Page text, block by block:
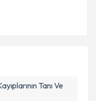
ile bilgilendireceğiz.
belirtilen
ediyorum.
Tanı Ve